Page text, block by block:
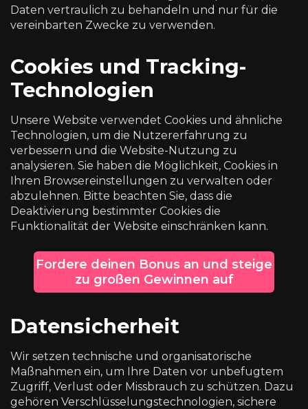
Daten vertraulich zu behandeln und nur für die
vereinbarten Zwecke zu verwenden.
Cookies und Tracking-
Technologien
Unsere Website verwendet Cookies und ähnliche
Technologien, um die Nutzererfahrung zu
verbessern und die Website-Nutzung zu
analysieren. Sie haben die Möglichkeit, Cookies in
Ihren Browsereinstellungen zu verwalten oder
abzulehnen. Bitte beachten Sie, dass die
Deaktivierung bestimmter Cookies die
Funktionalität der Website einschränken kann.
Fordere deinen Bonus an und steige
zu großen Gewinnen auf
Datensicherheit
Wir setzen technische und organisatorische
Maßnahmen ein, um Ihre Daten vor unbefugtem
Zugriff, Verlust oder Missbrauch zu schützen. Dazu
gehören Verschlüsselungstechnologien, sichere